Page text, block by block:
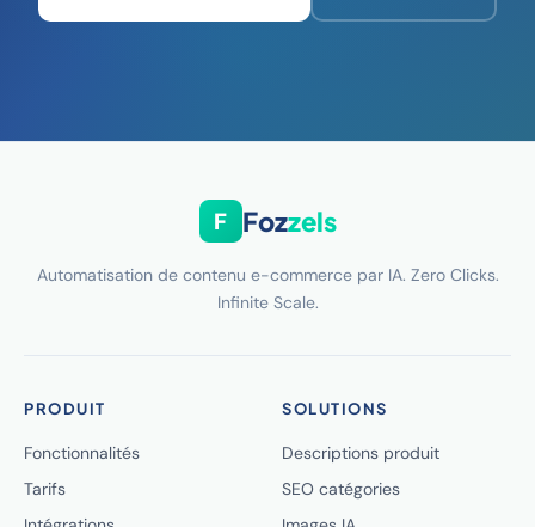
F Fozzels
Automatisation de contenu e-commerce par IA. Zero Clicks.
Infinite Scale.
PRODUIT
Fonctionnalités
Tarifs
SOLUTIONS
Descriptions produit
SEO catégories